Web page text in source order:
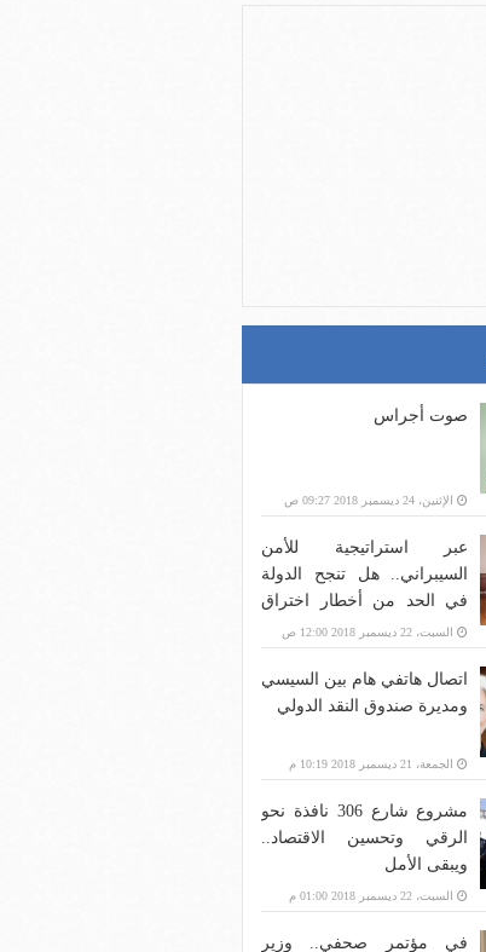
صوت أجراس
الإثنين، 24 ديسمبر 2018 09:27 ص
عبر استراتيجية للأمن
السيبراني.. هل تنجح الدولة
في الحد من أخطار اختراق
بنية الاتصالات؟
السبت، 22 ديسمبر 2018 12:00 ص
اتصال هاتفي هام بين السيسي
ومديرة صندوق النقد الدولي
الجمعة، 21 ديسمبر 2018 10:19 م
مشروع شارع 306 نافذة نحو
الرقي وتحسين الاقتصاد..
ويبقى الأمل
السبت، 22 ديسمبر 2018 01:00 م
في مؤتمر صحفي.. وزير